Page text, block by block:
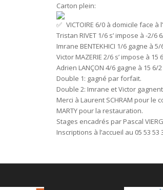
Carton plein:
VICTOIRE 6/0 à domicile face à
Tristan RIVET 1/6 s’ impose à -2/6
Imrane BENTEKHICI 1/6 gagne à
Victor MAZERIE 2/6 s’ impose à 15
Adrien LANÇON 4/6 gagne à 15 6/
Double 1: gagné par forfait.
Double 2: Imrane et Victor
Merci à Laurent SCHRAM pour le
MARTY pour la restauration.
Stages encadrés par Pascal
Inscriptions à l’accueil au 05 53 53